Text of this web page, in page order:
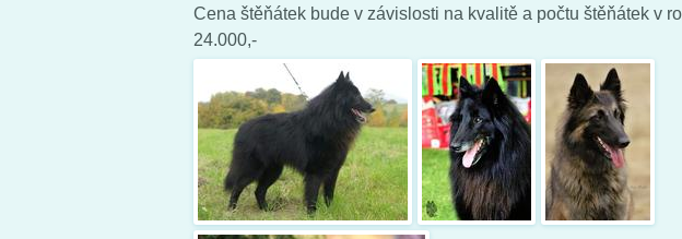
Cena štěňátek bude v závislosti na kvalitě a počtu štěňátek v
24.000,-